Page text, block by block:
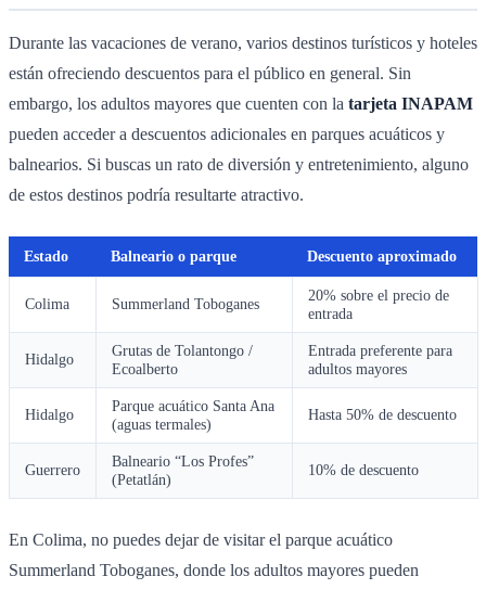
Durante las vacaciones de verano, varios destinos turísticos y hoteles
están ofreciendo descuentos para el público en general. Sin
embargo, los adultos mayores que cuenten con la tarjeta INAPAM
pueden acceder a descuentos adicionales en parques acuáticos y
balnearios. Si buscas un rato de diversión y entretenimiento, alguno
de estos destinos podría resultarte atractivo.
Estado Balneario o parque Descuento aproximado
Colima Summerland Toboganes
20% sobre el precio de
entrada
Hidalgo
Grutas de Tolantongo /
Ecoalberto
Entrada preferente para
adultos mayores
Hidalgo
Parque acuático Santa Ana
(aguas termales)
Hasta 50% de descuento
Guerrero
Balneario “Los Profes”
(Petatlán)
10% de descuento
En Colima, no puedes dejar de visitar el parque acuático
Summerland Toboganes, donde los adultos mayores pueden